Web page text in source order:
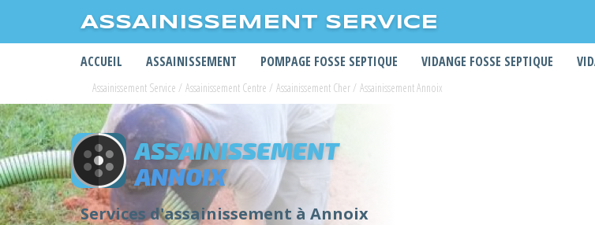
ASSAINISSEMENT SERVICE
ACCUEIL ASSAINISSEMENT POMPAGE FOSSE SEPTIQUE VIDANGE FOSSE SEPTIQUE
Assainissement Service / Assainissement Centre / Assainissement Cher/ Assainissement Annoix
ASSAINISSEMENT
ANNOIX
Services d'assainissement à Annoix